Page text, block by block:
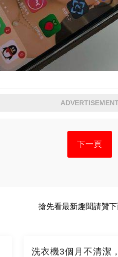
下一頁
搶先看最新趣聞請贊
洗衣機3個月不清潔